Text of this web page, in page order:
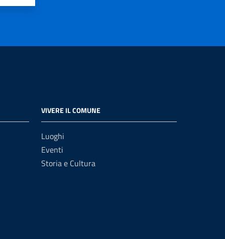
VIVERE IL COMUNE
Luoghi
Eventi
Storia e Cultura